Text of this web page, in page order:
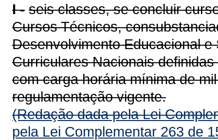
I - seis classes, se concluir
Cursos Técnicos,
Desenvolvimento Educacional
Curriculares Nacionais
com carga horária mínima de
regulamentação vigente.
(Redação dada pela Lei
pela Lei Complementar 263 de